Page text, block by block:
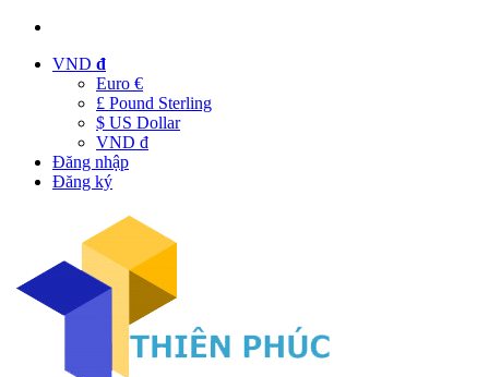
VND đ
Euro €
£ Pound Sterling
$ US Dollar
VND đ
Đăng nhập
Đăng ký